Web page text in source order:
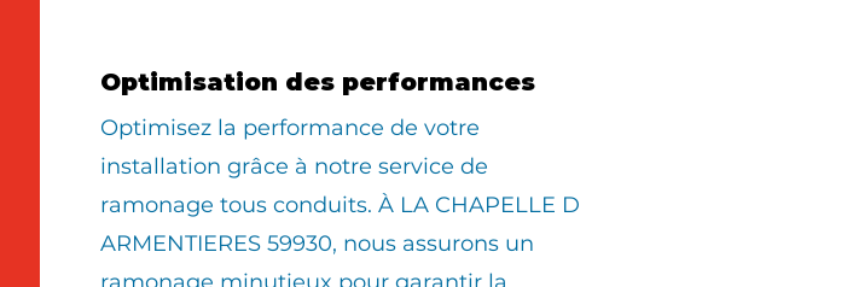
Optimisation des performances
Optimisez la performance de votre
installation grâce à notre service de
ramonage tous conduits. À LA CHAPELLE D
ARMENTIERES 59930, nous assurons un